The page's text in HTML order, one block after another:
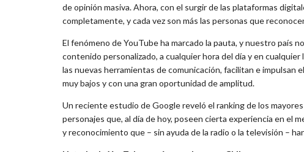
de opinión masiva. Ahora, con el surgir de las plataformas
completamente, y cada vez son más las personas que
El fenómeno de YouTube ha marcado la pauta, y nuestro país
contenido personalizado, a cualquier hora del día y en
las nuevas herramientas de comunicación, facilitan e
muy bajos y con una gran oportunidad de amplitud.
Un reciente estudio de Google reveló el ranking de los
personajes que, al día de hoy, poseen cierta experiencia en el
y reconocimiento que – sin ayuda de la radio o la televisión –